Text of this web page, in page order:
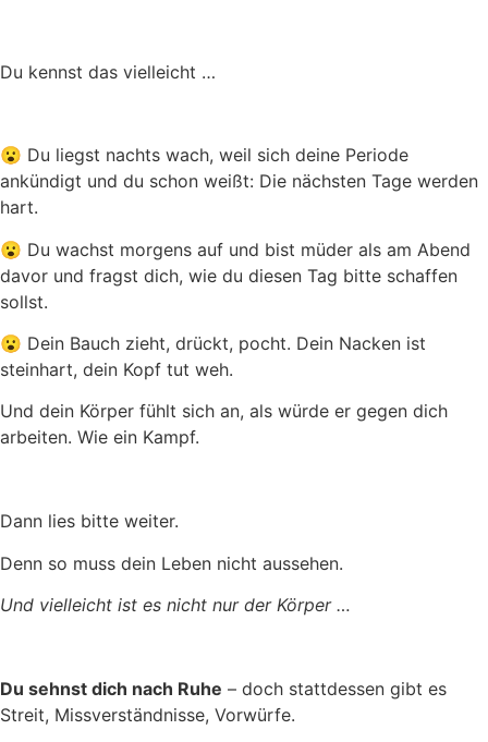
Du kennst das vielleicht …
😮 Du liegst nachts wach, weil sich deine Periode
ankündigt und du schon weißt: Die nächsten Tage werden
hart.
😮 Du wachst morgens auf und bist müder als am Abend
davor und fragst dich, wie du diesen Tag bitte schaffen
sollst.
😮 Dein Bauch zieht, drückt, pocht. Dein Nacken ist
steinhart, dein Kopf tut weh.
Und dein Körper fühlt sich an, als würde er gegen dich
arbeiten. Wie ein Kampf.
Dann lies bitte weiter.
Denn so muss dein Leben nicht aussehen.
Und vielleicht ist es nicht nur der Körper …
Du sehnst dich nach Ruhe – doch stattdessen gibt es
Streit, Missverständnisse, Vorwürfe.